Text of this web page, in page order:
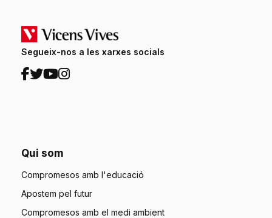
Segueix-nos a les xarxes socials
Qui som
Compromesos amb l'educació
Apostem pel futur
Compromesos amb el medi ambient